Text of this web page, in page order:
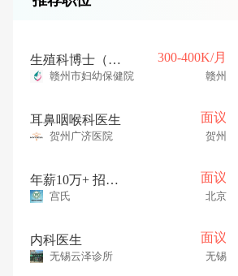
生殖科博士（年薪30-40w） 300-400K/月
赣州市妇幼保健院 赣州
耳鼻咽喉科医生 面议
贺州广济医院 贺州
年薪10万+ 招聘运营主管 面议
宫氏 北京
内科医生 面议
无锡云泽诊所 无锡